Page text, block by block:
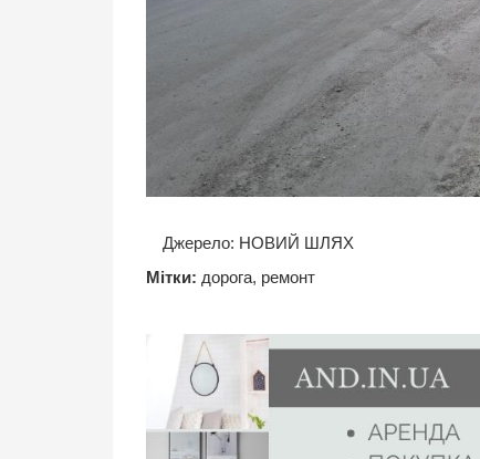
Джерело: НОВИЙ ШЛЯХ
Мітки: дорога, ремонт